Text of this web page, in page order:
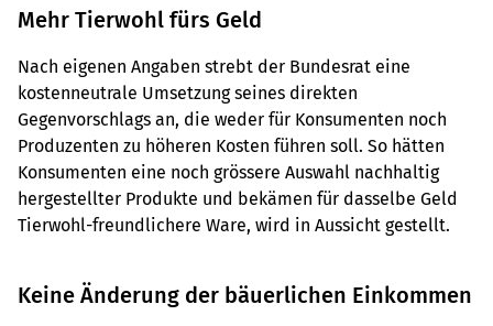
Mehr Tierwohl fürs Geld
Nach eigenen Angaben strebt der Bundesrat eine
kostenneutrale Umsetzung seines direkten
Gegenvorschlags an, die weder für Konsumenten noch
Produzenten zu höheren Kosten führen soll. So hätten
Konsumenten eine noch grössere Auswahl nachhaltig
hergestellter Produkte und bekämen für dasselbe Geld
Tierwohl-freundlichere Ware, wird in Aussicht gestellt.
Keine Änderung der bäuerlichen Einkommen